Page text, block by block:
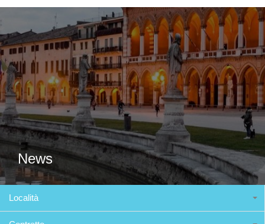
News
Località